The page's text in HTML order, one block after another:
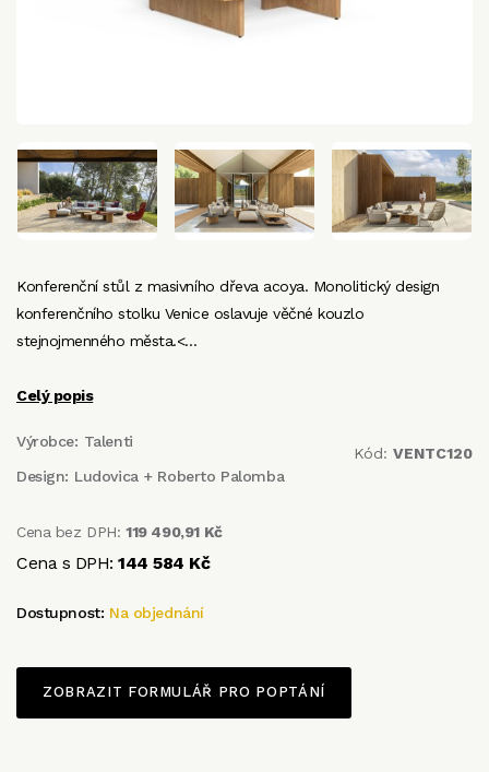
Konferenční stůl z masivního dřeva acoya. Monolitický design
konferenčního stolku Venice oslavuje věčné kouzlo
stejnojmenného města.<…
Celý popis
Výrobce: Talenti
Design: Ludovica + Roberto Palomba
Kód: VENTC120
Cena bez DPH:119 490,91 Kč
Cena s DPH:144 584 Kč
Dostupnost: Na objednání
ZOBRAZIT FORMULÁŘ PRO POPTÁNÍ